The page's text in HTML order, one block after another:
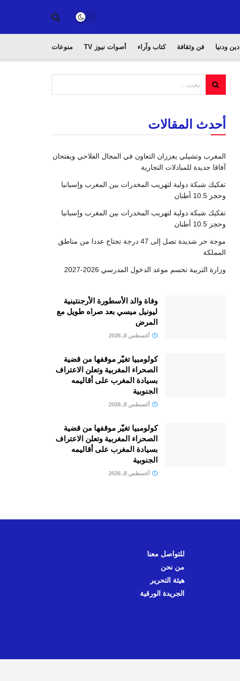
دين ودنيا فن وثقافة كتاب وآراء أصوات نيوز TV منوعات
أحدث المقالات
المغرب وتشيلي يعززان التعاون في المجال الفلاحي ويفتحان
آفاقا جديدة للمبادلات التجارية
تفكيك شبكة دولية لتهريب المخدرات بين المغرب وإسبانيا
وحجز 10.5 أطنان
تفكيك شبكة دولية لتهريب المخدرات بين المغرب وإسبانيا
وحجز 10.5 أطنان
موجة حر شديدة تصل إلى 47 درجة تجتاح عددا من مناطق
المملكة
وزارة التربية تحسم موعد الدخول المدرسي 2026-2027
وفاة والد الأسطورة الأرجنتينية
ليونيل ميسي بعد صراه طويل مع
المرض
أغسطس 8, 2026
كولومبيا تغيّر موقفها من قضية
الصحراء المغربية وتعلن الاعتراف
بسيادة المغرب على أقاليمه
الجنوبية
أغسطس 8, 2026
كولومبيا تغيّر موقفها من قضية
الصحراء المغربية وتعلن الاعتراف
بسيادة المغرب على أقاليمه
الجنوبية
أغسطس 8, 2026
للتواصل معنا
من نحن
هيئة التحرير
الجريدة الورقية